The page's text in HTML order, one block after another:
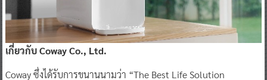
เกี่ยวกับ Coway Co., Ltd.
Coway ซึ่งได้รับการขนานนามว่า “The Best Life Solution